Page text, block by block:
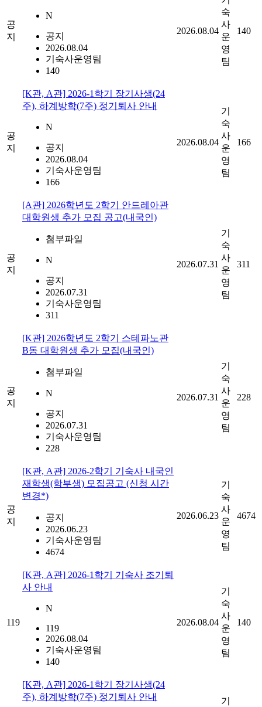
공
지
N
공지
2026.08.04
기숙사운영팀
140
2026.08.04
숙
사
운
영
팀
140
공
지
[K관, A관] 2026-1학기 장기사생(24
주), 하계방학(7주) 정기퇴사 안내
N
공지
2026.08.04
기숙사운영팀
166
2026.08.04
기
숙
사
운
영
팀
166
공
지
[A관] 2026학년도 2학기 안드레아관
대학원생 추가 모집 공고(내국인)
첨부파일
N
공지
2026.07.31
기숙사운영팀
311
2026.07.31
기
숙
사
운
영
팀
311
공
지
[K관] 2026학년도 2학기 스테파노관
B동 대학원생 추가 모집(내국인)
첨부파일
N
공지
2026.07.31
기숙사운영팀
228
2026.07.31
기
숙
사
운
영
팀
228
공
지
[K관, A관] 2026-2학기 기숙사 내국인
재학생(학부생) 모집공고 (신청 시간
변경*)
공지
2026.06.23
기숙사운영팀
4674
2026.06.23
기
숙
사
운
영
팀
4674
119
[K관, A관] 2026-1학기 기숙사 조기퇴
사 안내
N
119
2026.08.04
기숙사운영팀
140
2026.08.04
기
숙
사
운
영
팀
140
[K관, A관] 2026-1학기 장기사생(24
주), 하계방학(7주) 정기퇴사 안내
기